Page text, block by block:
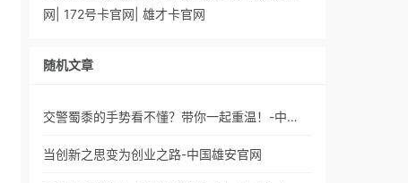
网
172号卡官网 雄才卡官网
随机文章
交警蜀黍的手势看不懂？带你一起重温！-中…
当创新之思变为创业之路-中国雄安官网